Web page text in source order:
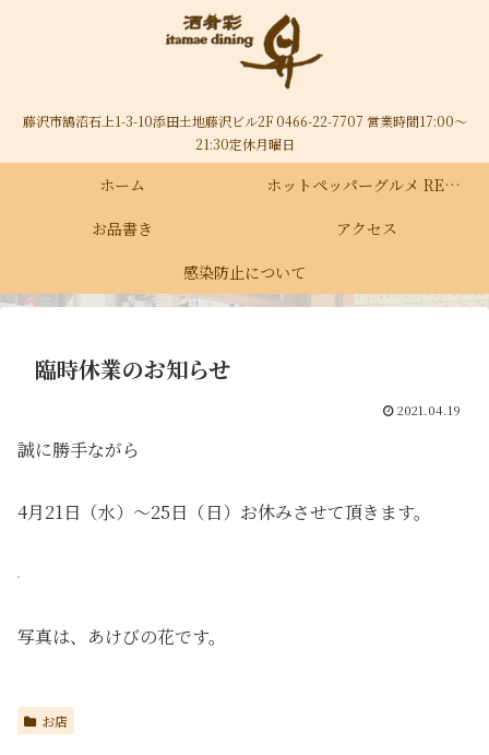
藤沢市鵠沼石上1-3-10添田土地藤沢ビル2F 0466-22-7707 営業時間17:00～
21:30定休月曜日
ホーム
ホットペッパーグルメ RECRUIT
お品書き
アクセス
感染防止について
臨時休業のお知らせ
2021.04.19
誠に勝手ながら
4月21日（水）〜25日（日）お休みさせて頂きます。
写真は、あけびの花です。
お店